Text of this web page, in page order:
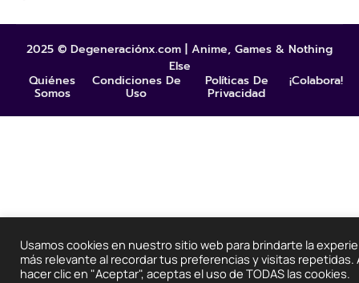
2025 © Degeneraciónx.com | Anime, Games & Nothing
Else
Quiénes
Somos
Condiciones De
Uso
Políticas De
Privacidad
¡Colabora!
Usamos cookies en nuestro sitio web para brindarte la
más relevante al recordar tus preferencias y visitas repetidas.
hacer clic en "Aceptar", aceptas el uso de TODAS las cookies.